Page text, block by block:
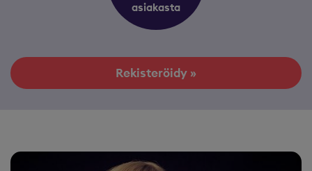
asiakasta
Rekisteröidy »